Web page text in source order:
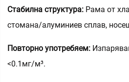
Стабилна структура: Рама от
стомана/алуминиев сплав,
Повторно употребяем:
<0.1мг/м³.